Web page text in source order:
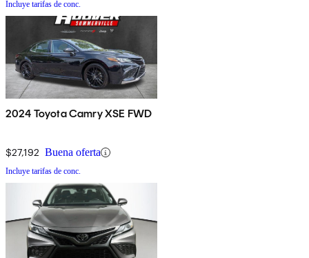
Incluye tarifas de conc.
2024 Toyota Camry XSE FWD
$27,192 Buena oferta
Incluye tarifas de conc.